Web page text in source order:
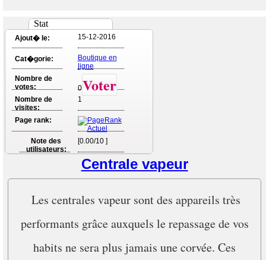
Stat
Ajout� le: 15-12-2016
Cat�gorie:
Boutique en
ligne
Nombre de
votes:
0Voter
Nombre de
visites:
1
Page rank:
Note des
utilisateurs:
[0.00/10 ]
Centrale vapeur
Les centrales vapeur sont des appareils très
performants grâce auxquels le repassage de vos
habits ne sera plus jamais une corvée. Ces